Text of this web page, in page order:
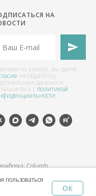
ОК
НА
на кнопку, вы даете
на обработку
данных и
c политикой
Columb